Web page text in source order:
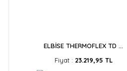
ELBİSE THERMOFLEX TD ...
Fiyat : 23.219,95 TL